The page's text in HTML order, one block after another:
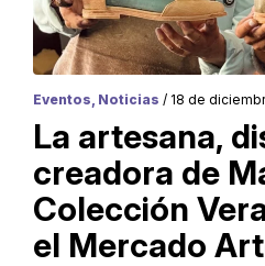
Eventos, Noticias / 18 de
La artesana,
creadora de
Colección
el Mercado